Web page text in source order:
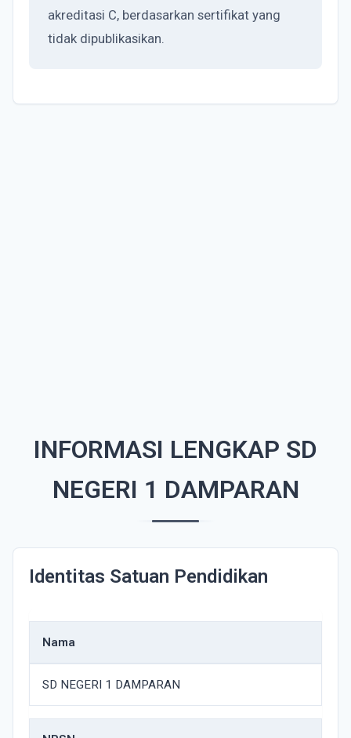
akreditasi C, berdasarkan sertifikat yang
tidak dipublikasikan.
INFORMASI LENGKAP SD
NEGERI 1 DAMPARAN
Identitas Satuan Pendidikan
Nama
SD NEGERI 1 DAMPARAN